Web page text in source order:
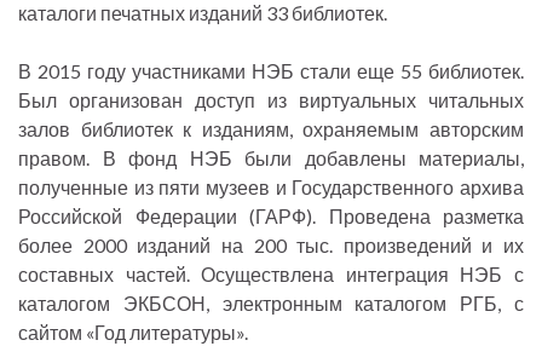
каталоги печатных изданий 33 библиотек.
В 2015 году участниками НЭБ стали еще 55 библиотек.
Был организован доступ из виртуальных читальных
залов библиотек к изданиям, охраняемым авторским
правом. В фонд НЭБ были добавлены материалы,
полученные из пяти музеев и Государственного архива
Российской Федерации (ГАРФ). Проведена разметка
более 2000 изданий на 200 тыс. произведений и их
составных частей. Осуществлена интеграция НЭБ с
каталогом ЭКБСОН, электронным каталогом РГБ, с
сайтом «Год литературы».